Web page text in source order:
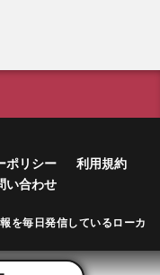
ポリシー
利用規約
い合わせ
を毎日発信しているローカ